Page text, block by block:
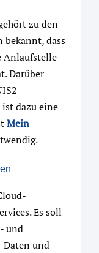
zu den
bekannt, dass
Anlaufstelle
Darüber
dazu eine
Mein
Es soll
und
und